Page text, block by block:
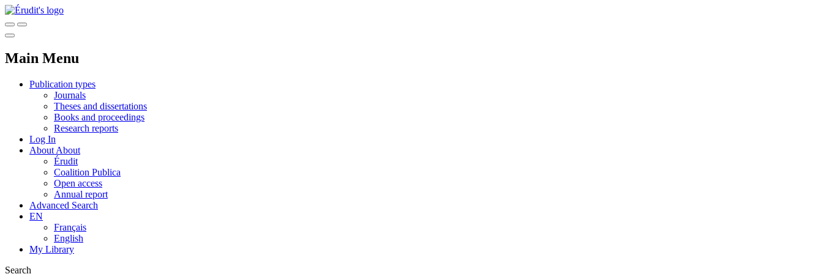
Main Menu
Publication types
Journals
Theses and dissertations
Books and proceedings
Research reports
Log In
About About
Érudit
Coalition Publica
Open access
Annual report
Advanced Search
EN
Français
English
My Library
Search